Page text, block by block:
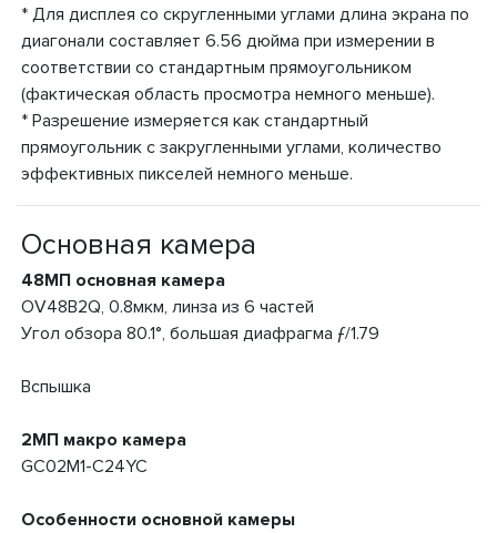
* Для дисплея со скругленными углами длина экрана по
диагонали составляет 6.56 дюйма при измерении в
соответствии со стандартным прямоугольником
(фактическая область просмотра немного меньше).
* Разрешение измеряется как стандартный
прямоугольник с закругленными углами, количество
эффективных пикселей немного меньше.
Основная камера
48МП основная камера
OV48B2Q, 0.8мкм, линза из 6 частей
Угол обзора 80.1°, большая диафрагма ƒ/1.79
Вспышка
2МП макро камера
GC02M1-C24YC
Особенности основной камеры